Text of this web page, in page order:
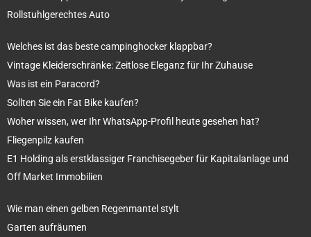
Rollstuhlgerechtes Auto
Welches ist das beste campinghocker klappbar?
Vintage Kleiderschränke: Zeitlose Eleganz für Ihr Zuhause
Was ist ein Paracord?
Sollten Sie ein Fat Bike kaufen?
Woher wissen, wer Ihr WhatsApp-Profil heute gesehen hat?
Fliegenpilz kaufen
E1 Holding als erstklassiger Franchisegeber für Kapitalanlage und
Off Market Immobilien
Wie man einen gelben Regenmantel stylt
Garten aufräumen